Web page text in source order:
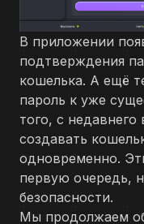
В приложении
подтверждения
кошелька. А ещё
пароль к уже
того, с недавнего
создавать
одновременно.
первую очередь,
безопасности.
Мы продолжаем